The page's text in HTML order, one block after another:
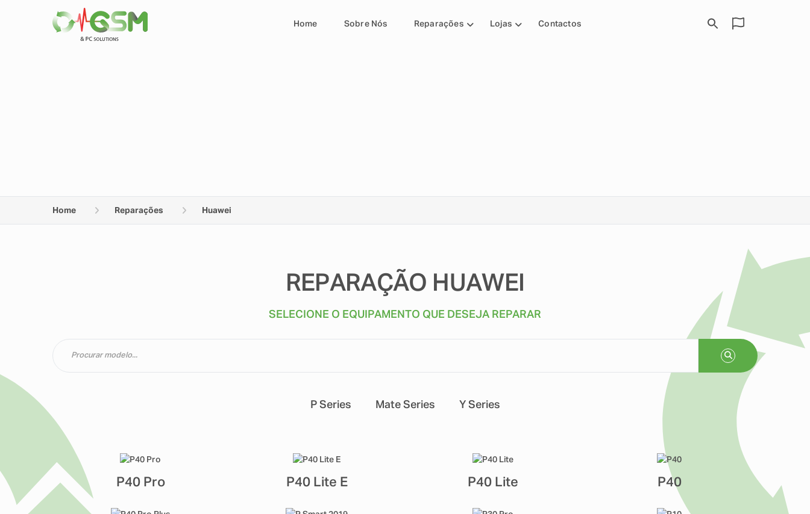
Home Sobre Nós Reparações Lojas Contactos
Home Reparações Huawei
REPARAÇÃO HUAWEI
SELECIONE O EQUIPAMENTO QUE DESEJA REPARAR
P Series Mate Series Y Series
P40 Pro P40 Lite E P40 Lite P40